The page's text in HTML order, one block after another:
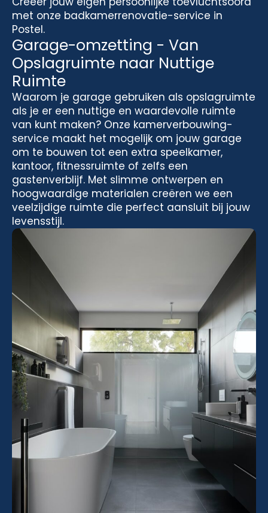
met onze badkamerrenovatie-service in
Postel.
Garage-omzetting - Van
Opslagruimte naar Nuttige
Ruimte
Waarom je garage gebruiken als opslagruimte
als je er een nuttige en waardevolle ruimte
van kunt maken? Onze kamerverbouwing-
service maakt het mogelijk om jouw garage
om te bouwen tot een extra speelkamer,
kantoor, fitnessruimte of zelfs een
gastenverblijf. Met slimme ontwerpen en
hoogwaardige materialen creëren we een
veelzijdige ruimte die perfect aansluit bij jouw
levensstijl.